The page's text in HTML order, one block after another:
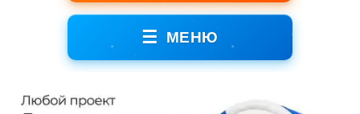
☰ МЕНЮ